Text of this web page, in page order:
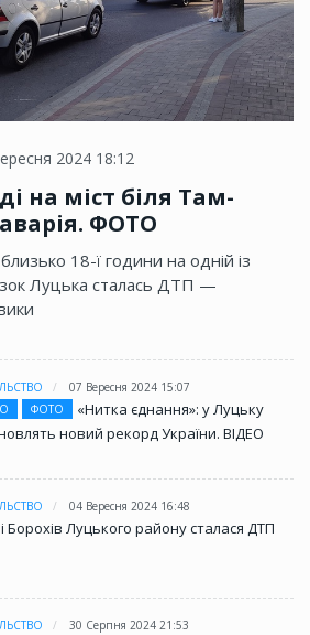
2024 18:12
на міст біля Там-
ФОТО
18-ї години на одній із
Луцька сталась ДТП —
07 Вересня 2024 15:07
ФОТО
«Нитка єднання»: у Луцьку
новий рекорд України. ВІДЕО
04 Вересня 2024 16:48
Борохів Луцького району сталася ДТП
30 Серпня 2024 21:53